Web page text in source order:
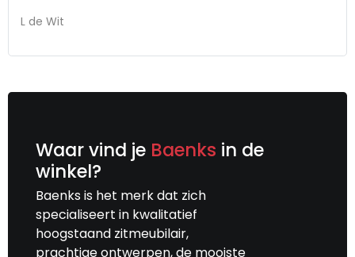
L de Wit
Waar vind je Baenks in de
winkel?
Baenks is het merk dat zich
specialiseert in kwalitatief
hoogstaand zitmeubilair,
prachtige ontwerpen, de mooiste